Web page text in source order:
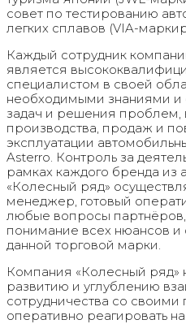
совет по тестированию
легких сплавов (VIA-
Каждый сотрудник
является
специалистом в своей
необходимыми знаниями
задач и решения проблем,
производства, продаж и
эксплуатации
Asterro. Контроль за
рамках каждого бренда
«Колесный ряд»
менеджер, готовый
любые вопросы
понимание всех нюансов и
данной торговой марки.
Компания «Колесный ряд»
развитию и углублению
сотрудничества со своими
оперативно реагировать